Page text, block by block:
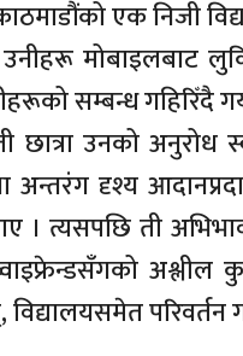
एक निजी
उनीहरू मोबाइलबाट
सम्बन्ध गहिरिँदै
छात्रा उनको
अन्तरंग दृश्य
। त्यसपछि ती
परिवर्तन